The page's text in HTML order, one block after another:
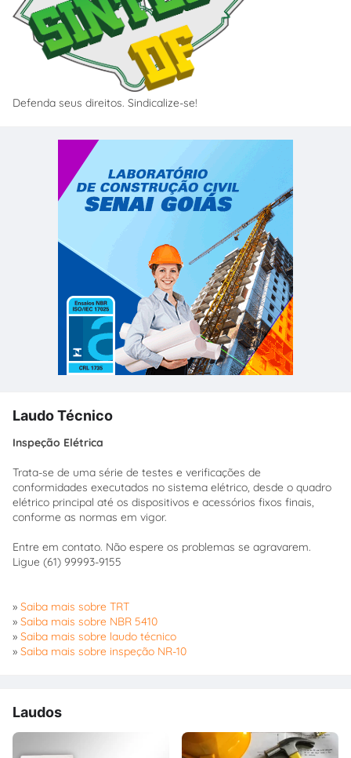
Defenda seus direitos. Sindicalize-se!
Laudo Técnico
Inspeção Elétrica
Trata-se de uma série de testes e verificações de
conformidades executados no sistema elétrico, desde o quadro
elétrico principal até os dispositivos e acessórios fixos finais,
conforme as normas em vigor.
Entre em contato. Não espere os problemas se agravarem.
Ligue (61) 99993-9155
» Saiba mais sobre TRT
» Saiba mais sobre NBR 5410
» Saiba mais sobre laudo técnico
» Saiba mais sobre inspeção NR-10
Laudos